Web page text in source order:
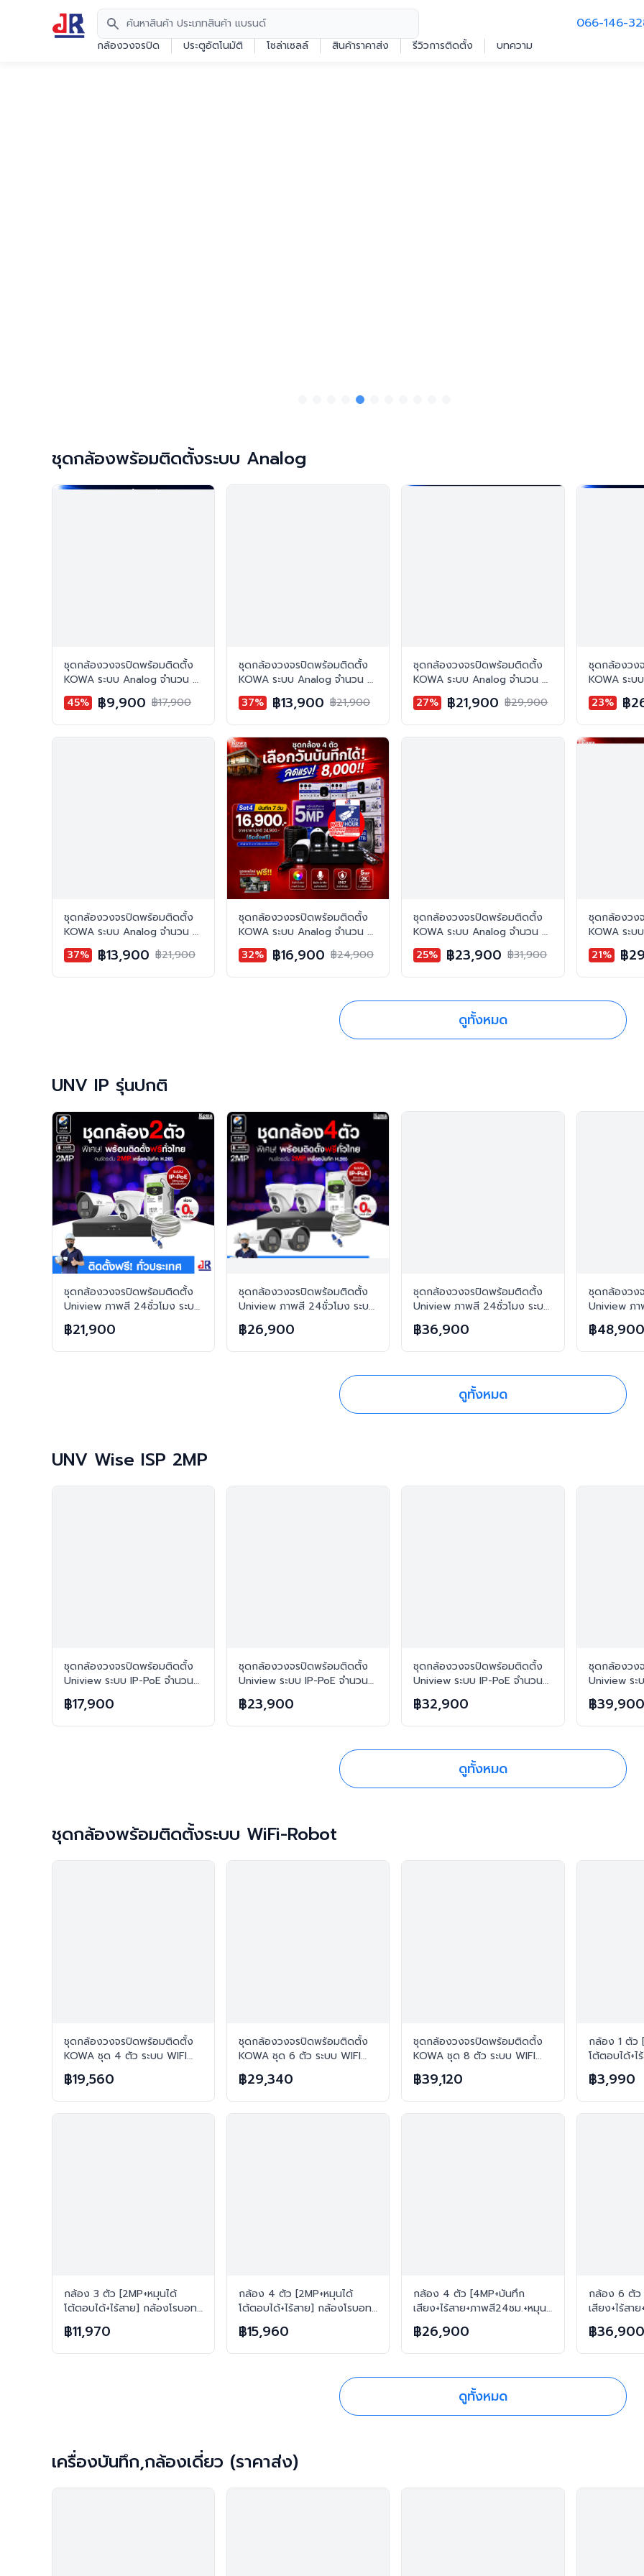
Search
กล้องวงจรปิด
ประตูอัตโนมัติ โซล่าเซลล์ สินค้าราคาส่ง รีวิวการติดตั้ง บทความ
066-146-
ชุดกล้องพร้อมติดตั้งระบบ Analog
ชุดกล้องวงจรปิดพร้อมติดตั้ง
KOWA ระบบ Analog จำนวน 2
ตัว ความคมชัด 2MP บันทึกภาพ
พร้อมเสียง
45% ฿9,900 ฿17,900
ชุดกล้องวงจรปิดพร้อมติดตั้ง
KOWA ระบบ Analog จำนวน 4
ตัว ความคมชัด 2MP บันทึกภาพ
พร้อมเสียง
37% ฿13,900 ฿21,900
ชุดกล้องวงจรปิดพร้อมติดตั้ง
KOWA ระบบ Analog จำนวน 6
ตัว ความคมชัด 2MP บันทึกภาพ
พร้อมเสียง
27% ฿21,900 ฿29,900
ชุดกล้องวง
KOWA ระ
ตัว ความคม
พร้อมเสียง
23% ฿
ชุดกล้องวงจรปิดพร้อมติดตั้ง
KOWA ระบบ Analog จำนวน 2
ตัว ความคมชัด 5MP บันทึกภาพ
สี 24 ชั่วโมง พร้อมบันทึกเสียง
37% ฿13,900 ฿21,900
ชุดกล้องวงจรปิดพร้อมติดตั้ง
KOWA ระบบ Analog จำนวน 4
ตัว ความคมชัด 5MP บันทึกภาพ
สี 24 ชั่วโมง พร้อมบันทึกเสียง
32% ฿16,900 ฿24,900
ชุดกล้องวงจรปิดพร้อมติดตั้ง
KOWA ระบบ Analog จำนวน 6
ตัว ความคมชัด 5MP บันทึกภาพ
สี 24 ชั่วโมง พร้อมบันทึกเสียง
25% ฿23,900 ฿31,900
ชุดกล้องวง
KOWA ระ
ตัว ความคม
สี 24 ชั่วโม
21% ฿
ดูทั้งหมด
UNV IP รุ่นปกติ
ชุดกล้องวงจรปิดพร้อมติดตั้ง
Uniview ภาพสี 24ชั่วโมง ระบบ
IP-PoE จำนวน 2 ตัว ความคม
ชัด 2MP บันทึกภาพพร้อมเสียง
และตอบโต้2ทิศทาง
฿21,900
ชุดกล้องวงจรปิดพร้อมติดตั้ง
Uniview ภาพสี 24ชั่วโมง ระบบ
IP-PoE จำนวน 4 ตัว ความคม
ชัด 2MP บันทึกภาพพร้อมเสียง
และตอบโต้2ทิศทาง
฿26,900
ชุดกล้องวงจรปิดพร้อมติดตั้ง
Uniview ภาพสี 24ชั่วโมง ระบบ
IP-PoE จำนวน 6 ตัว ความคม
ชัด 2MP บันทึกภาพพร้อมเสียง
และตอบโต้2ทิศทาง
฿36,900
ชุดกล้องวง
Uniview ภ
IP-PoE จำ
ชัด 2MP บัน
และตอบโต้
฿48,900
ดูทั้งหมด
UNV Wise ISP 2MP
ชุดกล้องวงจรปิดพร้อมติดตั้ง
Uniview ระบบ IP-PoE จำนวน
2 ตัว ความคมชัด 3MP บันทึก
ภาพพร้อมเสียง
฿17,900
ชุดกล้องวงจรปิดพร้อมติดตั้ง
Uniview ระบบ IP-PoE จำนวน
4 ตัว ความคมชัด 3MP บันทึก
ภาพพร้อมเสียง
฿23,900
ชุดกล้องวงจรปิดพร้อมติดตั้ง
Uniview ระบบ IP-PoE จำนวน
6 ตัว ความคมชัด 3MP บันทึก
ภาพพร้อมเสียง
฿32,900
ชุดกล้องวง
Uniview ระ
8 ตัว ความ
ภาพพร้อมเสี
฿39,900
ดูทั้งหมด
ชุดกล้องพร้อมติดตั้งระบบ WiFi-Robot
ชุดกล้องวงจรปิดพร้อมติดตั้ง
KOWA ชุด 4 ตัว ระบบ WIFI
2ล้านพิกเซล ภาพสี 24 ชม.
บันทึกภาพพร้อมเสียง
฿19,560
ชุดกล้องวงจรปิดพร้อมติดตั้ง
KOWA ชุด 6 ตัว ระบบ WIFI
2ล้านพิกเซล ภาพสี 24 ชม.
บันทึกภาพพร้อมเสียง
฿29,340
ชุดกล้องวงจรปิดพร้อมติดตั้ง
KOWA ชุด 8 ตัว ระบบ WIFI
2ล้านพิกเซล ภาพสี 24 ชม.
บันทึกภาพพร้อมเสียง
฿39,120
กล้อง 1 ตัว
โต้ตอบได้+
ยอดฮิต ไร้ส
มทุกตัว
฿3,990
กล้อง 3 ตัว [2MP+หมุนได้
โต้ตอบได้+ไร้สาย] กล้องโรบอท
ยอดฮิต ไร้สาย H.265 FREE เม
มทุกตัว
฿11,970
กล้อง 4 ตัว [2MP+หมุนได้
โต้ตอบได้+ไร้สาย] กล้องโรบอท
ยอดฮิต ไร้สาย H.265 FREE เม
มทุกตัว
฿15,960
กล้อง 4 ตัว [4MP+บันทึก
เสียง+ไร้สาย+ภาพสี24ชม.+หมุน
ได้โต้ตอบได้] ไร้สาย H.265
FREE เมมทุกตัว
฿26,900
กล้อง 6 ตัว
เสียง+ไร้สา
ได้โต้ตอบได้
FREE เมมทุก
฿36,900
ดูทั้งหมด
เครื่องบันทึก,กล้องเดี่ยว (ราคาส่ง)